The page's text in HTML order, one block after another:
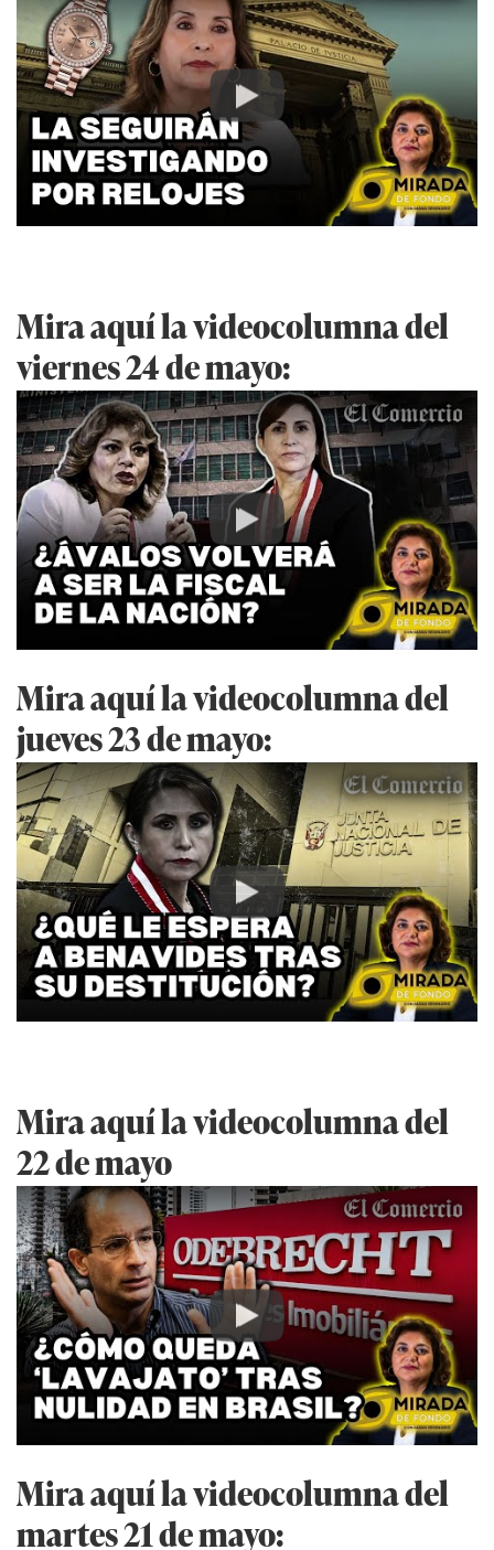
Play
Mira aquí la videocolumna del
viernes 24 de mayo:
Play
Mira aquí la videocolumna del
jueves 23 de mayo:
Play
Mira aquí la videocolumna del
22 de mayo
Play
Mira aquí la videocolumna del
martes 21 de mayo: